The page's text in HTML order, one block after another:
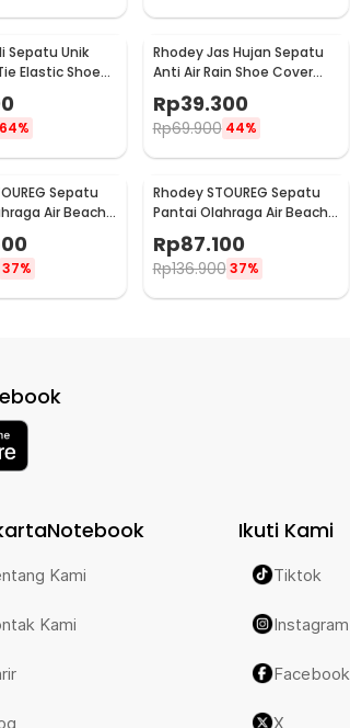
Sepatu Unik
Elastic Shoe
T10
64%
Rhodey Jas Hujan Sepatu
Anti Air Rain Shoe Cover
PVC Zipper Reflector XL - H-
212
Rp39.300
Rp69.900 44%
Sepatu
Air Beach
6688
37%
Rhodey STOUREG Sepatu
Pantai Olahraga Air Beach
Shoes 44 - 6688
Rp87.100
Rp136.900 37%
Kami
Kami
Ikuti Kami
Tiktok
Instagram
Facebook
X